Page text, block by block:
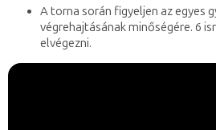
A torna során figyeljen az egyes
végrehajtásának minőségére. 6
elvégezni.